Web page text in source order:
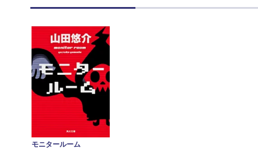
モニタールーム